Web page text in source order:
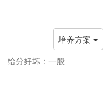
培养方案
给分好坏：一般